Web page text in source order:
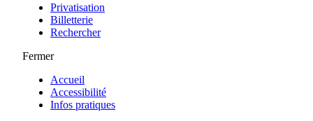
Privatisation
Billetterie
Rechercher
Fermer
Accueil
Accessibilité
Infos pratiques